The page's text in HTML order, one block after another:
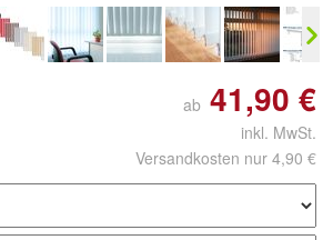
ab 41,90 €
inkl. MwSt.
Versandkosten nur 4,90 €